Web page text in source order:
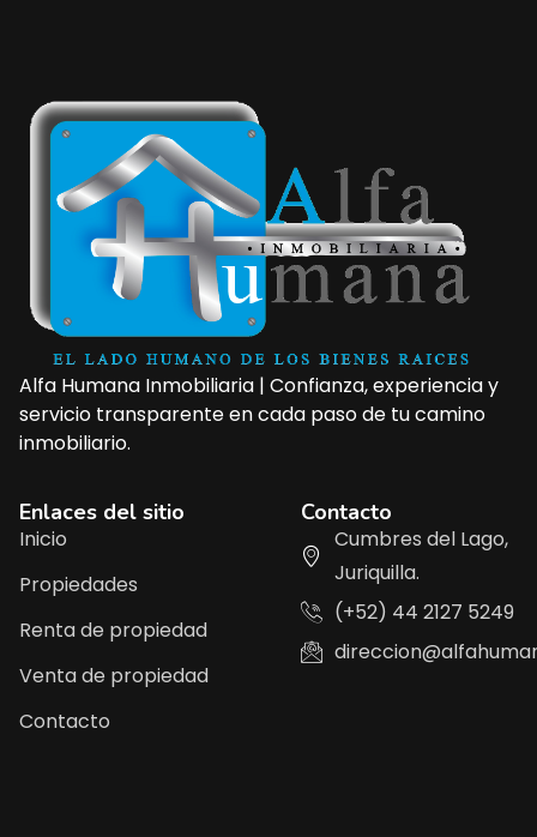
Alfa Humana Inmobiliaria | Confianza, experiencia y
servicio transparente en cada paso de tu camino
inmobiliario.
Enlaces del sitio
Inicio
Propiedades
Renta de propiedad
Venta de propiedad
Contacto
Contacto
Cumbres del Lago,
Juriquilla.
(+52) 44 2127 5249